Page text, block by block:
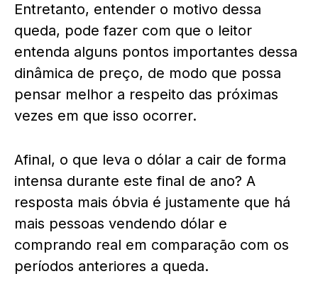
Entretanto, entender o motivo dessa
queda, pode fazer com que o leitor
entenda alguns pontos importantes dessa
dinâmica de preço, de modo que possa
pensar melhor a respeito das próximas
vezes em que isso ocorrer.
Afinal, o que leva o dólar a cair de forma
intensa durante este final de ano? A
resposta mais óbvia é justamente que há
mais pessoas vendendo dólar e
comprando real em comparação com os
períodos anteriores a queda.